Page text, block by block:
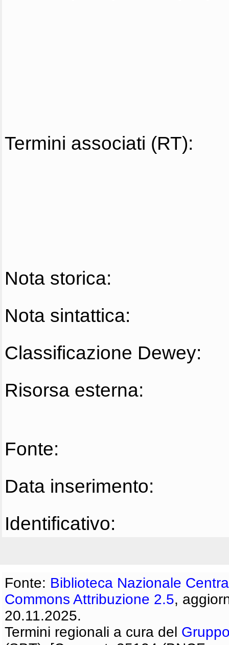
Termini associati (RT):
Nota storica:
Nota sintattica:
Classificazione Dewey:
Risorsa esterna:
Fonte:
Data inserimento:
Identificativo:
Fonte: Biblioteca Nazionale
Commons Attribuzione 2.5,
20.11.2025.
Termini regionali a cura del